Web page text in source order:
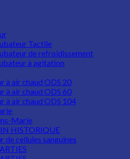
Tactile
de refroidissement
à agitation
à air chaud ODS 20
à air chaud ODS 60
à air chaud ODS 104
Marie
HISTORIQUE
de cellules sanguines